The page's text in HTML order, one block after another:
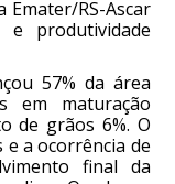
Emater/RS-Ascar
e produtividade
57% da área
em maturação
de grãos 6%. O
a ocorrência de
final da